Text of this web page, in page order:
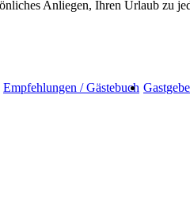
Anliegen, Ihren Urlaub zu
Empfehlungen / Gästebuch